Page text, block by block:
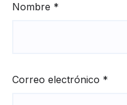
Nombre *
Correo electrónico *